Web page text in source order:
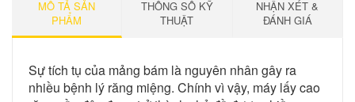
MÔ TẢ SẢN
PHẨM
THÔNG SỐ KỸ
THUẬT
NHẬN XÉT &
ĐÁNH GIÁ
Sự tích tụ của mảng bám là nguyên nhân gây ra
nhiều bệnh lý răng miệng. Chính vì vậy, máy lấy cao